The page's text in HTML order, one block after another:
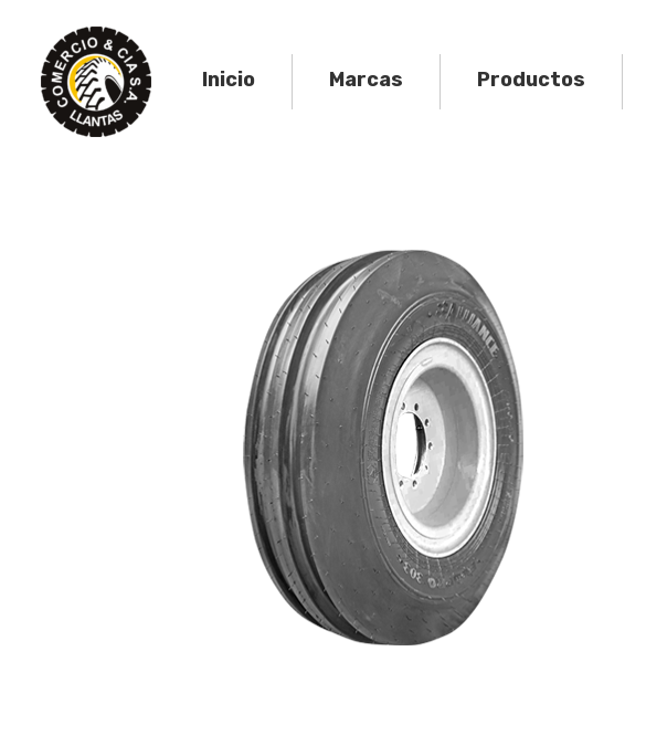
content
Inicio Marcas Productos